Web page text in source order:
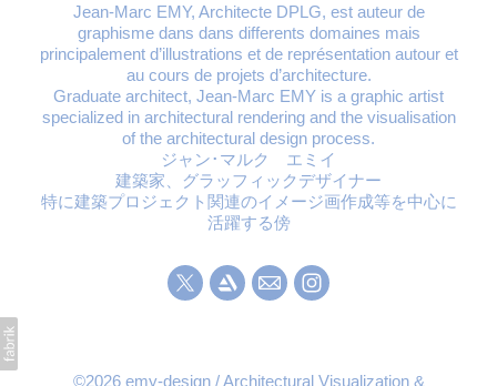
Jean-Marc EMY, Architecte DPLG, est auteur de
graphisme dans dans differents domaines mais
principalement d’illustrations et de représentation autour et
au cours de projets d’architecture.
Graduate architect, Jean-Marc EMY is a graphic artist
specialized in architectural rendering and the visualisation
of the architectural design process.
ジャン･マルク エミイ
建築家、グラッフィックデザイナー
特に建築プロジェクト関連のイメージ画作成等を中心に
活躍する傍
©2026 emy-design / Architectural Visualization &